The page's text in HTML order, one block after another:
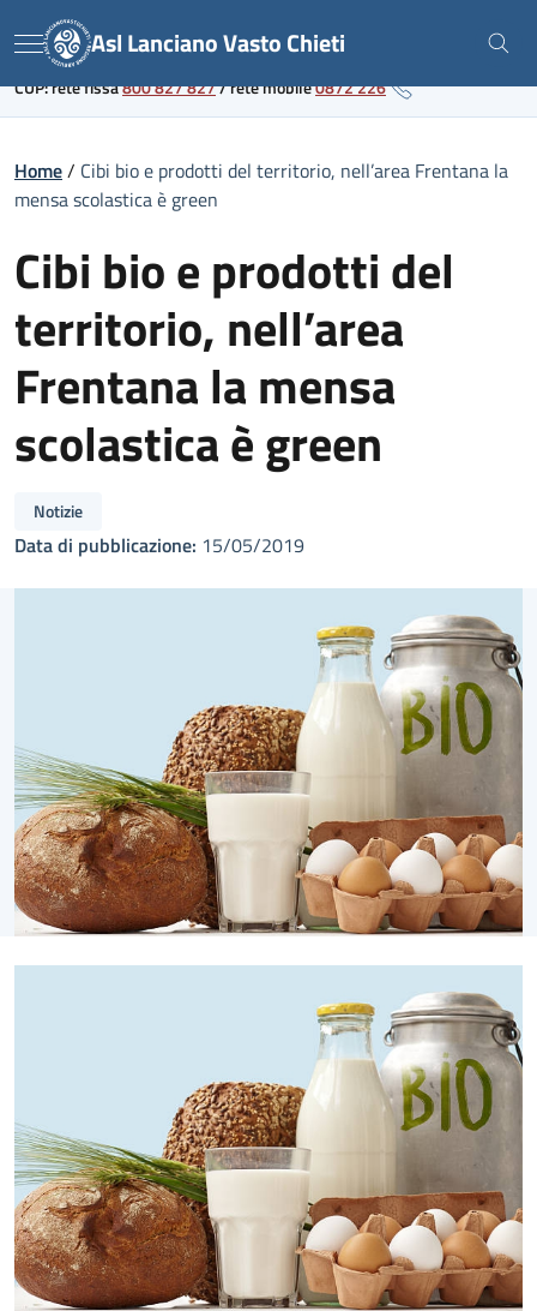
to
content
Link al portale sanitario regionale
Menu Asl Lanciano Vasto Chieti
CUP: rete fissa800 827 827/rete mobile0872 226
Home/ Cibi bio e prodotti del territorio, nell’area Frentana la
mensa scolastica è green
Cibi bio e prodotti del
territorio, nell’area
Frentana la mensa
scolastica è green
Notizie
Data di pubblicazione: 15/05/2019